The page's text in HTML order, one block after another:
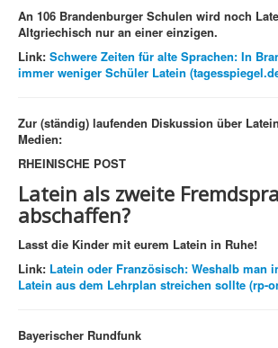
An 106 Brandenburger Schulen wird noch
Altgriechisch nur an einer einzigen.
Link: Schwere Zeiten für alte Sprachen: In
immer weniger Schüler Latein
Zur (ständig) laufenden Diskussion über
Medien:
RHEINISCHE POST
Latein als zweite
abschaffen?
Lasst die Kinder mit eurem Latein in Ruhe!
Link: Latein oder Französisch: Weshalb man
Latein aus dem Lehrplan streichen sollte (rp-
Bayerischer Rundfunk